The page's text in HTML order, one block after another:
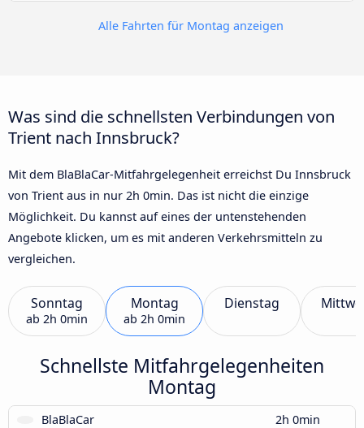
Alle Fahrten für Montag anzeigen
Was sind die schnellsten Verbindungen von
Trient nach Innsbruck?
Mit dem BlaBlaCar-Mitfahrgelegenheit erreichst Du Innsbruck
von Trient aus in nur 2h 0min. Das ist nicht die einzige
Möglichkeit. Du kannst auf eines der untenstehenden
Angebote klicken, um es mit anderen Verkehrsmitteln zu
vergleichen.
Sonntag
ab 2h 0min
Montag
ab 2h 0min
Dienstag
Schnellste Mitfahrgelegenheiten
Montag
BlaBlaCar 2h 0min